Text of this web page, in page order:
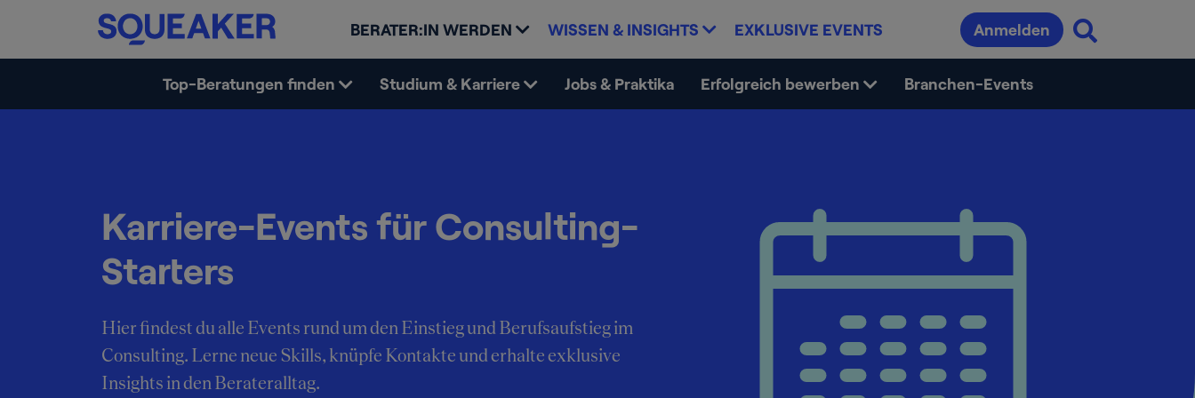
BERATER:IN WERDEN WISSEN & INSIGHTS EXKLUSIVE EVENTS Anmelden
Top-Beratungen finden Studium & Karriere Jobs & Praktika Erfolgreich bewerben Branchen-Events
Karriere-Events für Consulting-
Starters
Hier findest du alle Events rund um den Einstieg und Berufsaufstieg im
Consulting. Lerne neue Skills, knüpfe Kontakte und erhalte exklusive
Insights in den Berateralltag.